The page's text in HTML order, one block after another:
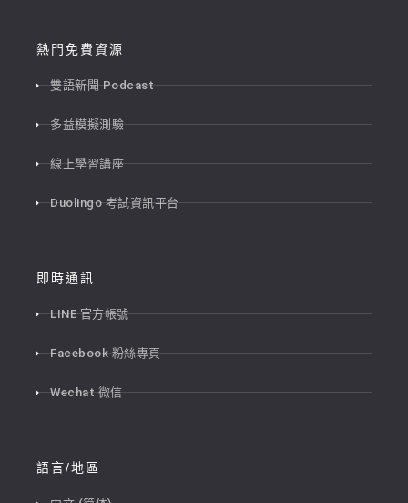
熱門免費資源
雙語新聞 Podcast
多益模擬測驗
線上學習講座
Duolingo 考試資訊平台
即時通訊
LINE 官方帳號
Facebook 粉絲專頁
Wechat 微信
語言/地區